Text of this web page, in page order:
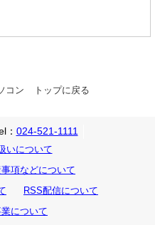
コン トップに戻る
： 024-521-1111
いについて
項などについて
RSS配信について
について